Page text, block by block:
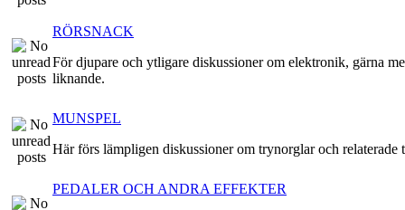
RÖRSNACK
För djupare och ytligare diskussioner om elektronik, gärna
liknande.
MUNSPEL
Här förs lämpligen diskussioner om trynorglar och relaterade
PEDALER OCH ANDRA EFFEKTER